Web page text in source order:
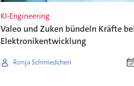
KI-Engineering
Valeo und Zuken bündeln Kräfte
Elektronikentwicklung
Ronja Schmiedchen